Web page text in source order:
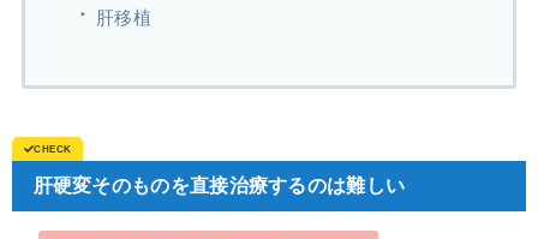
肝移植
肝硬変そのものを直接治療するのは難しい